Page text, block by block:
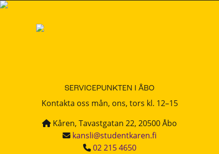
SERVICEPUNKTEN I ÅBO
Kontakta oss mån, ons, tors kl. 12–15
Kåren, Tavastgatan 22, 20500 Åbo
kansli@studentkaren.fi
02 215 4650